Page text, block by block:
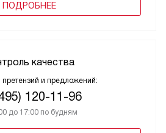
ПОДРОБНЕЕ
качества
и предложений:
120-11-96
до 17:00 по будням